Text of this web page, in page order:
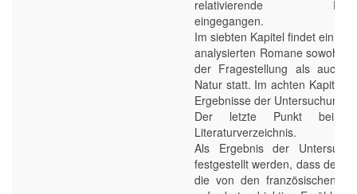
relativierende
eingegangen.
Im siebten Kapitel findet ein
analysierten Romane sowohl
der Fragestellung als auch
Natur statt. Im achten Kapitel
Ergebnisse der Untersuchung
Der letzte Punkt
Literaturverzeichnis.
Als Ergebnis der
festgestellt werden, dass der
die von den französischen